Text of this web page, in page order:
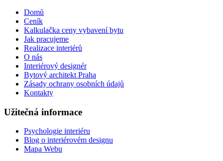
Domů
Ceník
Kalkulačka ceny vybavení bytu
Jak pracujeme
Realizace interiérů
O nás
Interiérový designér
Bytový architekt Praha
Zásady ochrany osobních údajů
Kontakty
Užitečná informace
Psychologie interiéru
Blog o interiérovém designu
Mapa Webu